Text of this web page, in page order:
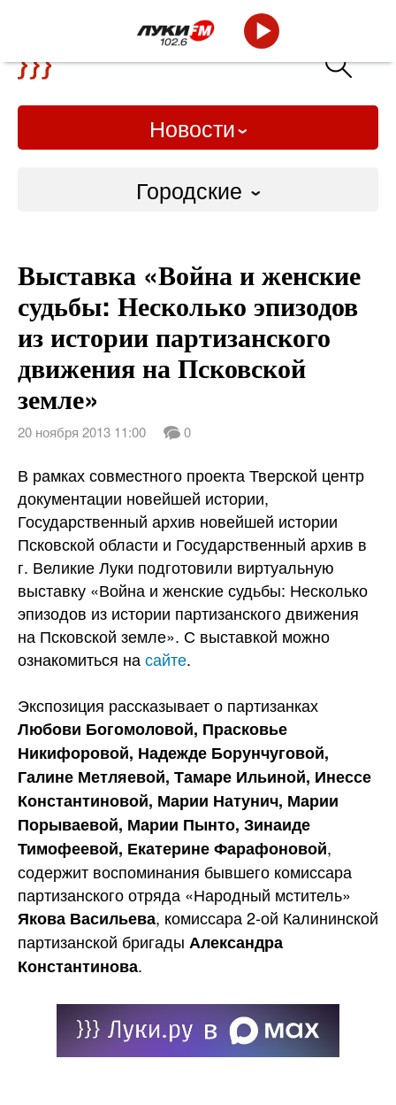
Новости
Городские
Слово Дело
Народные
ВТРК
Выставка «Война и женские
судьбы: Несколько эпизодов
из истории партизанского
движения на Псковской
земле»
20 ноября 2013 11:00 0
В рамках совместного проекта Тверской центр
документации новейшей истории,
Государственный архив новейшей истории
Псковской области и Государственный архив в
г. Великие Луки подготовили виртуальную
выставку «Война и женские судьбы: Несколько
эпизодов из истории партизанского движения
на Псковской земле». С выставкой можно
ознакомиться насайте.
Экспозиция рассказывает о партизанках
Любови Богомоловой, Прасковье
Никифоровой, Надежде Борунчуговой,
Галине Метляевой, Тамаре Ильиной, Инессе
Константиновой, Марии Натунич, Марии
Порываевой, Марии Пынто, Зинаиде
Тимофеевой, Екатерине Фарафоновой,
содержит воспоминания бывшего комиссара
партизанского отряда «Народный мститель»
Якова Васильева, комиссара 2-ой Калининской
партизанской бригады Александра
Константинова.